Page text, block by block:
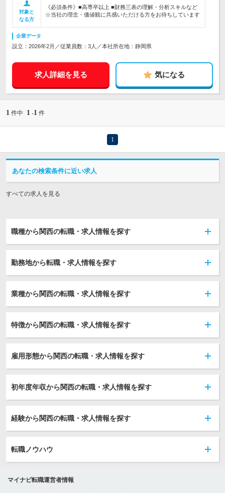
対象と
なる方
《必須条件》■高専卒以上 ■財務三表の理解・分析スキルなど
☆当社の理念・価値観に共感いただける方をお待ちしています
企業データ
設立：2026年2月／従業員数：3人／本社所在地：静岡県
求人詳細を見る 気になる
1 件中 1 -1 件
1
あなたの検索条件に近い求人
すべての求人を見る
職種から関西の転職・求人情報を探す
勤務地から転職・求人情報を探す
業種から関西の転職・求人情報を探す
特徴から関西の転職・求人情報を探す
雇用形態から関西の転職・求人情報を探す
初年度年収から関西の転職・求人情報を探す
経験から関西の転職・求人情報を探す
転職ノウハウ
マイナビ転職運営者情報